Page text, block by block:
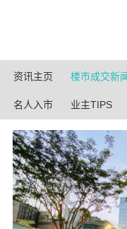
资讯主页 楼市成交新
名人入市 业主TIPS